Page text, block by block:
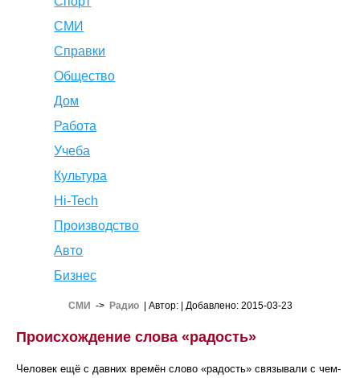
СМИ
Справки
Общество
Дом
Работа
Учеба
Культура
Hi-Tech
Производство
Авто
Бизнес
СМИ -> Радио| Автор: | Добавлено: 2015-03-23
Происхождение слова «радость»
Человек ещё с давних времён слово «радость» связывали с чем-